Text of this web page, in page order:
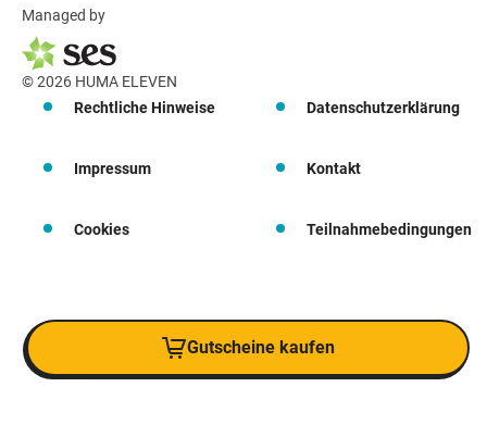
Managed by
© 2026 HUMA ELEVEN
Rechtliche Hinweise
Datenschutzerklärung
Impressum Kontakt
Cookies Teilnahmebedingungen
Gutscheine kaufen